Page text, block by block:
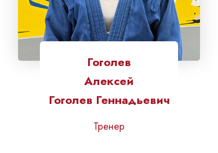
Гоголев
Алексей
Гоголев Геннадьевич
Тренер